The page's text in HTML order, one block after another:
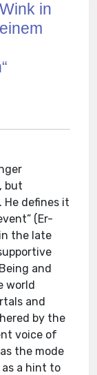
in
but
defines it
(Er-
the late
and
world
and
by the
voice of
the mode
a hint to